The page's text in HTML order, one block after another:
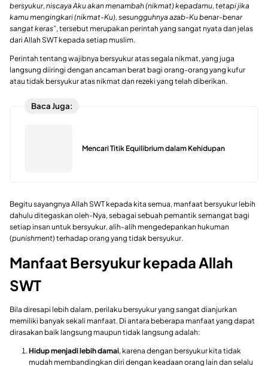
bersyukur, niscaya Aku akan menambah (nikmat) kepadamu, tetapi jika
kamu mengingkari (nikmat-Ku), sesungguhnya azab-Ku benar-benar
sangat keras”, tersebut merupakan perintah yang sangat nyata dan jelas
dari Allah SWT kepada setiap muslim.
Perintah tentang wajibnya bersyukur atas segala nikmat, yang juga
langsung diiringi dengan ancaman berat bagi orang-orang yang kufur
atau tidak bersyukur atas nikmat dan rezeki yang telah diberikan.
Baca Juga:
Mencari Titik Equilibrium dalam Kehidupan
Begitu sayangnya Allah SWT kepada kita semua, manfaat bersyukur lebih
dahulu ditegaskan oleh-Nya, sebagai sebuah pemantik semangat bagi
setiap insan untuk bersyukur, alih-alih mengedepankan hukuman
(punishment) terhadap orang yang tidak bersyukur.
Manfaat Bersyukur kepada Allah
SWT
Bila diresapi lebih dalam, perilaku bersyukur yang sangat dianjurkan
memiliki banyak sekali manfaat. Di antara beberapa manfaat yang dapat
dirasakan baik langsung maupun tidak langsung adalah:
Hidup menjadi lebih damai, karena dengan bersyukur kita tidak
mudah membandingkan diri dengan keadaan orang lain dan selalu